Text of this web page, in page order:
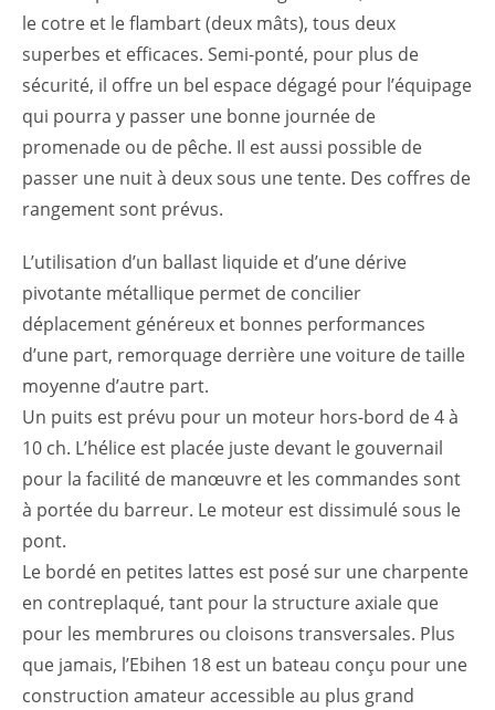
le cotre et le flambart (deux mâts), tous deux
superbes et efficaces. Semi-ponté, pour plus de
sécurité, il offre un bel espace dégagé pour l’équipage
qui pourra y passer une bonne journée de
promenade ou de pêche. Il est aussi possible de
passer une nuit à deux sous une tente. Des coffres de
rangement sont prévus.
L’utilisation d’un ballast liquide et d’une dérive
pivotante métallique permet de concilier
déplacement généreux et bonnes performances
d’une part, remorquage derrière une voiture de taille
moyenne d’autre part.
Un puits est prévu pour un moteur hors-bord de 4 à
10 ch. L’hélice est placée juste devant le gouvernail
pour la facilité de manœuvre et les commandes sont
à portée du barreur. Le moteur est dissimulé sous le
pont.
Le bordé en petites lattes est posé sur une charpente
en contreplaqué, tant pour la structure axiale que
pour les membrures ou cloisons transversales. Plus
que jamais, l’Ebihen 18 est un bateau conçu pour une
construction amateur accessible au plus grand